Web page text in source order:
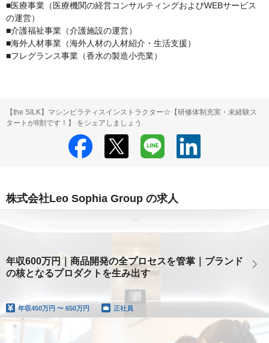
■医療事業（医療機関の経営コンサルティングおよびWEBサービス
の運営）
■介護福祉事業（介護施設の運営）
■海外人材事業（海外人材の人材紹介・生活支援）
■フレグランス事業（香水の製造小売業）
【the SILK】マシンピラティスインストラクター☆【研修体制充実・未経験ス
タートが8割です！】 をシェアしましょう
株式会社Leo Sophia Group の求人
年収600万円｜商品開発の全プロセスを管掌｜ブランド
の核となるプロダクトを生み出す
年収450万円 〜 650万円 正社員